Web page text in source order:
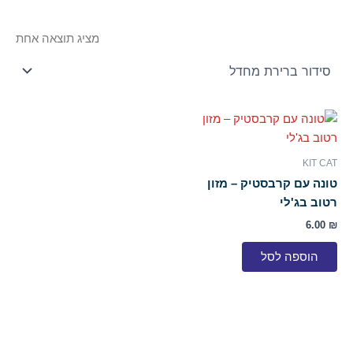
מציג תוצאה אחת
KIT CAT
טונה עם קרבסטיק – מזון
רטוב בג'לי
6.00 ₪
הוספה לסל